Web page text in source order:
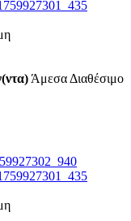
Άμεσα Διαθέσιμο